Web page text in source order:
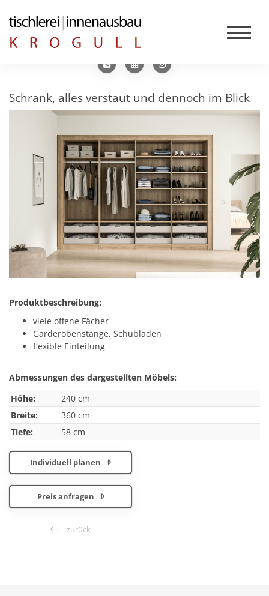
Schrank, alles verstaut und dennoch im Blick
Produktbeschreibung:
viele offene Fächer
Garderobenstange, Schubladen
flexible Einteilung
Abmessungen des dargestellten Möbels:
Höhe:
240 cm
Breite:
360 cm
Tiefe:
58 cm
Individuell planen
Preis anfragen
zurück